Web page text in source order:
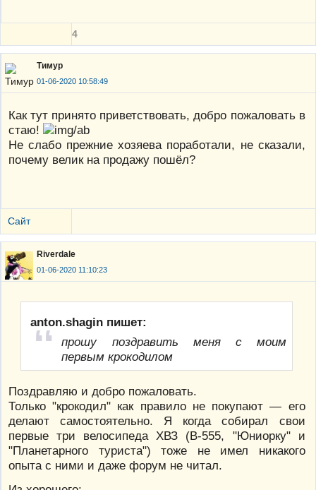
4
Тимур
01-06-2020 10:58:49
Как тут принято приветствовать, добро пожаловать в
стаю!
Не слабо прежние хозяева поработали, не сказали,
почему велик на продажу пошёл?
Сайт
Riverdale
01-06-2020 11:10:23
anton.shagin пишет:
прошу поздравить меня с моим
первым крокодилом
Поздравляю и добро пожаловать.
Только "крокодил" как правило не покупают — его
делают самостоятельно. Я когда собирал свои
первые три велосипеда ХВЗ (В-555, "Юниорку" и
"Планетарного туриста") тоже не имел никакого
опыта с ними и даже форум не читал.